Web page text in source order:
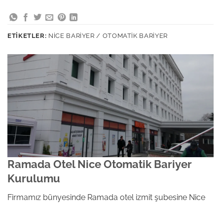
ETIKETLER: NICE BARIYER / OTOMATIK BARIYER
Ramada Otel Nice Otomatik Bariyer
Kurulumu
Firmamız bünyesinde Ramada otel izmit şubesine Nice